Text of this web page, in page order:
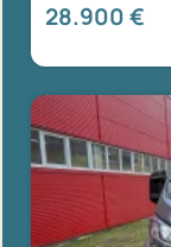
28.900 €